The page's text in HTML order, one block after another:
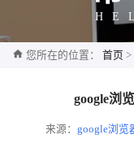
您所在的位置： 首页 >
google浏
来源：google浏览